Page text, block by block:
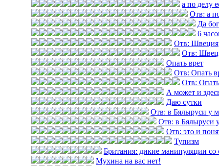
а по делу
Отв: а
Да
6
Отв: Швеция
Отв:
Опать врет
Отв: Опать
Отв:
А может и
Даю сутки
Отв: в Бялыруси у
Отв: в Бялыруси
Отв: это и
Тупизм
Британия: дикие манипуляции со
Мухина на вас нет!